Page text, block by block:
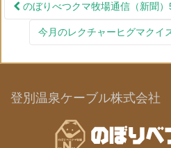
投稿ナビゲーション
のぼりべつクマ牧場通信（新聞）
今月のレクチャーヒグマクイ
登別温泉ケーブル株式会社